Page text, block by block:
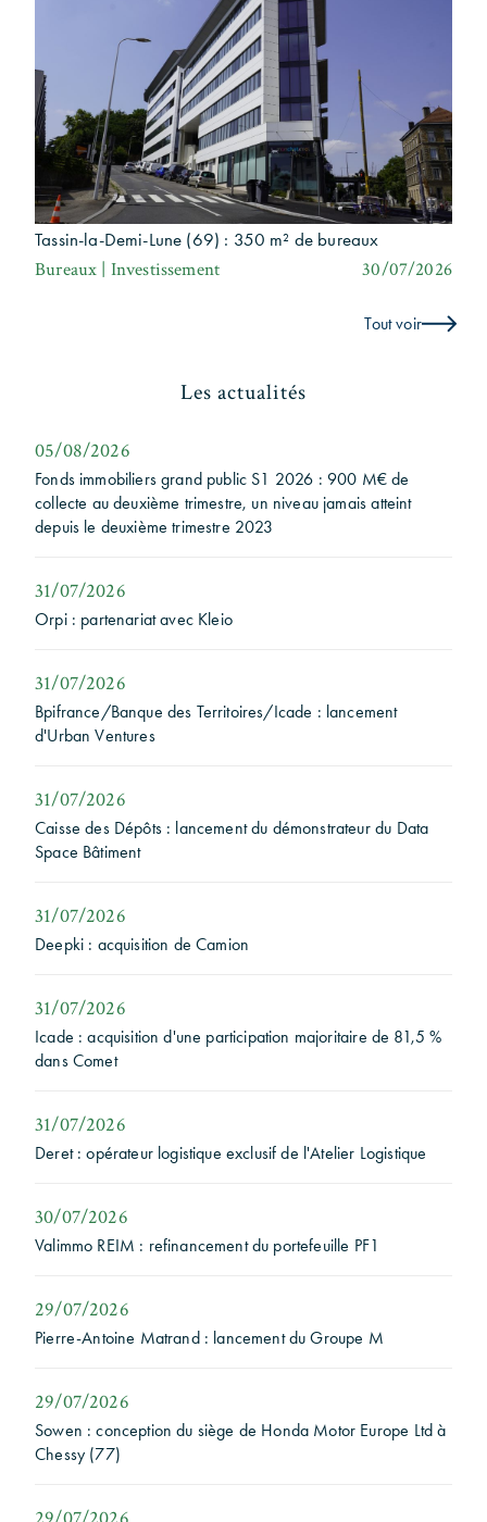
Tassin-la-Demi-Lune (69) : 350 m² de bureaux
Bureaux | Investissement 30/07/2026
Tout voir
Les actualités
05/08/2026
Fonds immobiliers grand public S1 2026 : 900 M€ de
collecte au deuxième trimestre, un niveau jamais atteint
depuis le deuxième trimestre 2023
31/07/2026
Orpi : partenariat avec Kleio
31/07/2026
Bpifrance/Banque des Territoires/Icade : lancement
d'Urban Ventures
31/07/2026
Caisse des Dépôts : lancement du démonstrateur du Data
Space Bâtiment
31/07/2026
Deepki : acquisition de Camion
31/07/2026
Icade : acquisition d'une participation majoritaire de 81,5 %
dans Comet
31/07/2026
Deret : opérateur logistique exclusif de l'Atelier Logistique
30/07/2026
Valimmo REIM : refinancement du portefeuille PF1
29/07/2026
Pierre-Antoine Matrand : lancement du Groupe M
29/07/2026
Sowen : conception du siège de Honda Motor Europe Ltd à
Chessy (77)